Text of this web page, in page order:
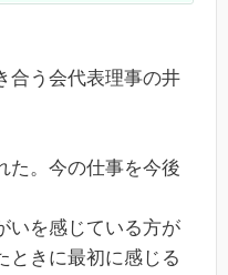
合う会代表理事の井
た。今の仕事を今後
いを感じている方が
ときに最初に感じる